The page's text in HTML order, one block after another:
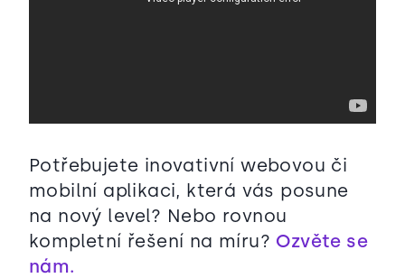
Potřebujete inovativní webovou či
mobilní aplikaci, která vás posune
na nový level? Nebo rovnou
kompletní řešení na míru? Ozvěte se
nám.